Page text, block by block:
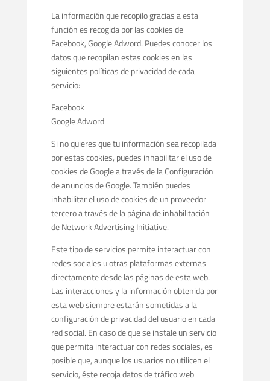
La información que recopilo gracias a esta
función es recogida por las cookies de
Facebook, Google Adword. Puedes conocer los
datos que recopilan estas cookies en las
siguientes políticas de privacidad de cada
servicio:
Facebook
Google Adword
Si no quieres que tu información sea recopilada
por estas cookies, puedes inhabilitar el uso de
cookies de Google a través de la Configuración
de anuncios de Google. También puedes
inhabilitar el uso de cookies de un proveedor
tercero a través de la página de inhabilitación
de Network Advertising Initiative.
Este tipo de servicios permite interactuar con
redes sociales u otras plataformas externas
directamente desde las páginas de esta web.
Las interacciones y la información obtenida por
esta web siempre estarán sometidas a la
configuración de privacidad del usuario en cada
red social. En caso de que se instale un servicio
que permita interactuar con redes sociales, es
posible que, aunque los usuarios no utilicen el
servicio, éste recoja datos de tráfico web